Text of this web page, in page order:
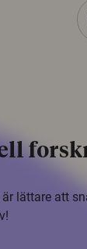
lättare att